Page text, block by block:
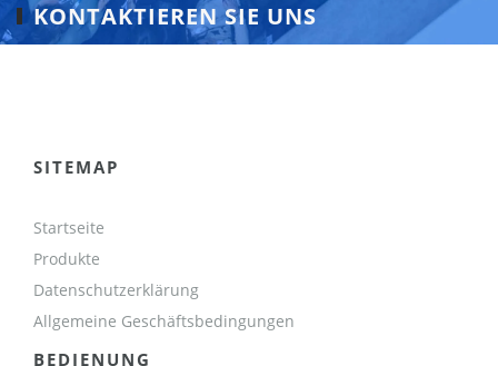
KONTAKTIEREN SIE UNS
SITEMAP
Startseite
Produkte
Datenschutzerklärung
Allgemeine Geschäftsbedingungen
BEDIENUNG